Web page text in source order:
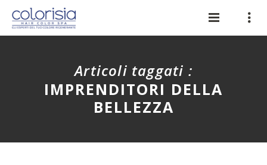
Articoli taggati :
IMPRENDITORI DELLA
BELLEZZA